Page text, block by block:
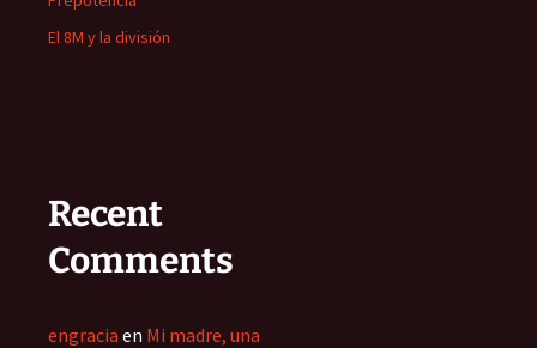
El 8M y la división
Recent
Comments
engracia en Mi madre, una